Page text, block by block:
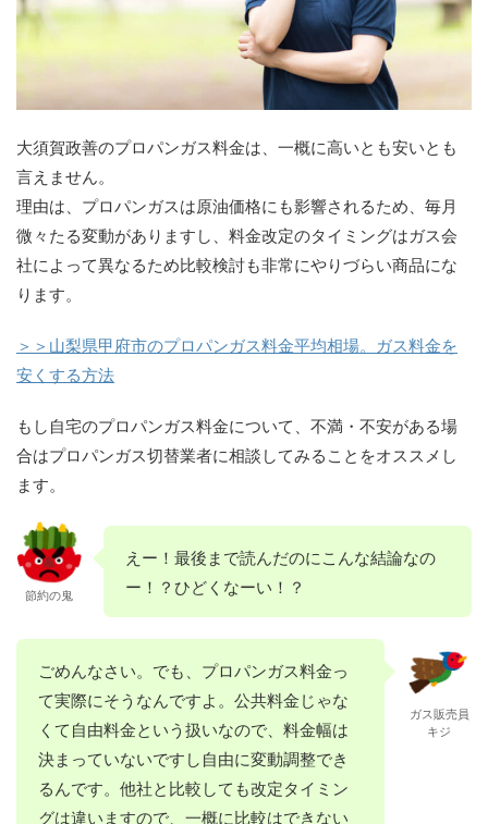
大須賀政善のプロパンガス料金は、一概に高いとも安いとも
言えません。
理由は、プロパンガスは原油価格にも影響されるため、毎月
微々たる変動がありますし、料金改定のタイミングはガス会
社によって異なるため比較検討も非常にやりづらい商品にな
ります。
＞＞山梨県甲府市のプロパンガス料金平均相場。ガス料金を
安くする方法
もし自宅のプロパンガス料金について、不満・不安がある場
合はプロパンガス切替業者に相談してみることをオススメし
ます。
節約の鬼
えー！最後まで読んだのにこんな結論なの
ー！？ひどくなーい！？
ごめんなさい。でも、プロパンガス料金っ
て実際にそうなんですよ。公共料金じゃな
くて自由料金という扱いなので、料金幅は
決まっていないですし自由に変動調整でき
るんです。他社と比較しても改定タイミン
グは違いますので、一概に比較はできない
ガス販売員
キジ